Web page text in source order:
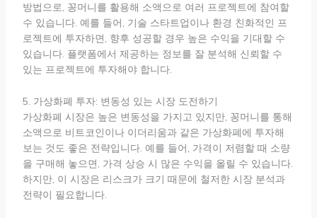
방법으로, 꽁머니를 활용해 소액으로 여러 프로젝트에 참여할
수 있습니다. 예를 들어, 기술 스타트업이나 환경 친화적인 프
로젝트에 투자하면, 향후 성공할 경우 높은 수익을 기대할 수
있습니다. 플랫폼에서 제공하는 정보를 잘 분석해 신뢰할 수
있는 프로젝트에 투자해야 합니다.
5. 가상화폐 투자: 변동성 있는 시장 도전하기
가상화폐 시장은 높은 변동성을 가지고 있지만, 꽁머니를 통해
소액으로 비트코인이나 이더리움과 같은 가상화폐에 투자해
보는 것도 좋은 전략입니다. 예를 들어, 가격이 저렴할 때 소량
을 구매해 놓으면, 가격 상승 시 많은 수익을 올릴 수 있습니다.
하지만, 이 시장은 리스크가 크기 때문에 철저한 시장 분석과
전략이 필요합니다.